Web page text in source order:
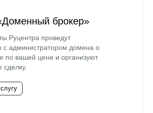
брокер»
Руцентра проведут
с администратором домена о
по вашей цене и организуют
сделку.